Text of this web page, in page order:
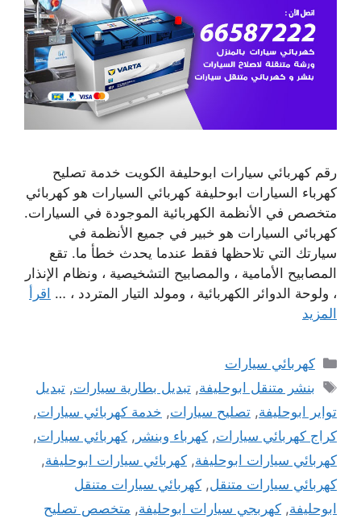
رقم كهربائي سيارات ابوحليفة الكويت خدمة تصليح
كهرباء السيارات ابوحليفة كهربائي السيارات هو كهربائي
متخصص في الأنظمة الكهربائية الموجودة في السيارات.
كهربائي السيارات هو خبير في جميع الأنظمة في
سيارتك التي تلاحظها فقط عندما يحدث خطأ ما. تقع
المصابيح الأمامية ، والمصابيح التشخيصية ، ونظام الإنذار
، ولوحة الدوائر الكهربائية ، ومولد التيار المتردد ، … اقرأ
المزيد
التصنيفات
كهربائي سيارات
الوسوم
بنشر متنقل ابوحليفة,تبديل بطارية سيارات,تبديل
تواير ابوحليفة, تصليح سيارات, خدمة كهربائي سيارات,
كراج كهربائي سيارات, كهرباء وبنشر , كهربائي سيارات,
كهربائي سيارات ابوحليفة, كهربائي سيارات ابوحليفة,
كهربائي سيارات متنقل, كهربائي سيارات متنقل
ابوحليفة, كهربجي سيارات ابوحليفة, متخصص تصليح